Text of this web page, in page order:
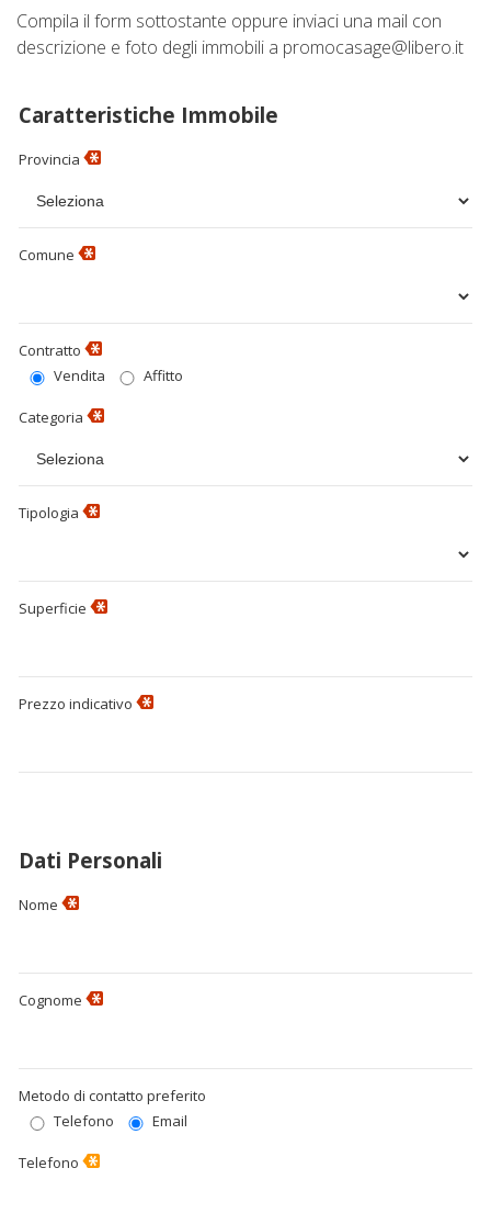
Lascia Una Richiesta
Proponi Un Immobile
Valuta Un Immobile
Contatti
Compila il form sottostante oppure inviaci una mail con
descrizione e foto degli immobili a promocasage@libero.it
Caratteristiche Immobile
Provincia
Comune
Contratto
Vendita
Affitto
Categoria
Tipologia
Superficie
Prezzo indicativo
Dati Personali
Nome
Cognome
Metodo di contatto preferito
Telefono
Email
Telefono